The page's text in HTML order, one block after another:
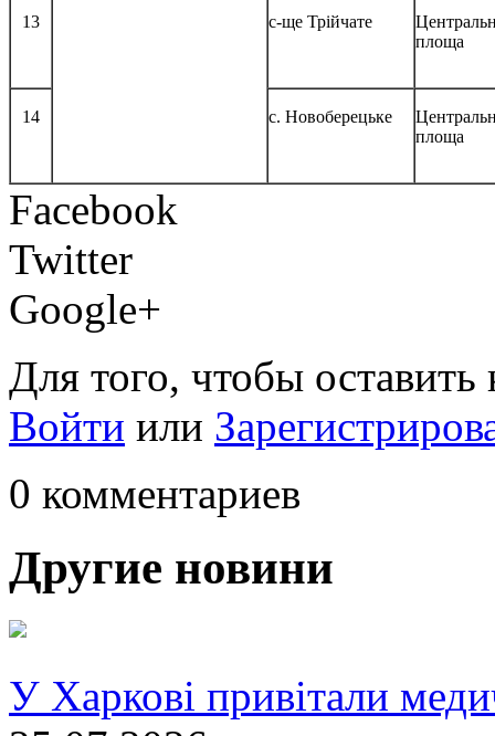
13 с-ще Трійчате
площа
14 с. Новоберецьке
площа
Facebook
Twitter
Google+
Для того, чтобы
Войти или
0 комментариев
Другие новини
У Харкові привітали